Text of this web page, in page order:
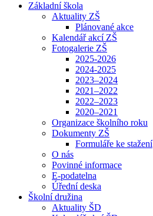
Základní škola
Aktuality ZŠ
Plánované akce
Kalendář akcí ZŠ
Fotogalerie ZŠ
2025-2026
2024-2025
2023–2024
2021–2022
2022–2023
2020–2021
Organizace školního roku
Dokumenty ZŠ
Formuláře ke stažení
O nás
Povinné informace
E-podatelna
Úřední deska
Školní družina
Aktuality ŠD